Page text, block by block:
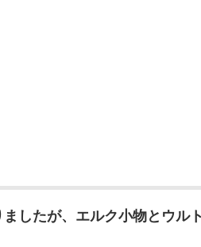
したが、エルク小物とウル